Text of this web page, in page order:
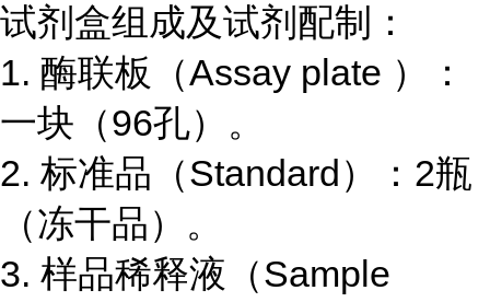
试剂盒组成及试剂配制：
1. 酶联板（Assay plate ）：
一块（96孔）。
2. 标准品（Standard）： 2瓶
（冻干品）。
3. 样品稀释液（Sample